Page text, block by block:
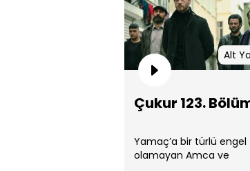
Alt
Çukur 123.
Yamaç’a bir türlü engel
olamayan Amca ve